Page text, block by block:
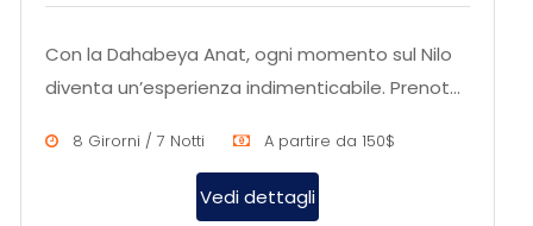
Con la Dahabeya Anat, ogni momento sul Nilo
diventa un’esperienza indimenticabile. Prenota
8 Girorni / 7 Notti A partire da 150$
Vedi dettagli